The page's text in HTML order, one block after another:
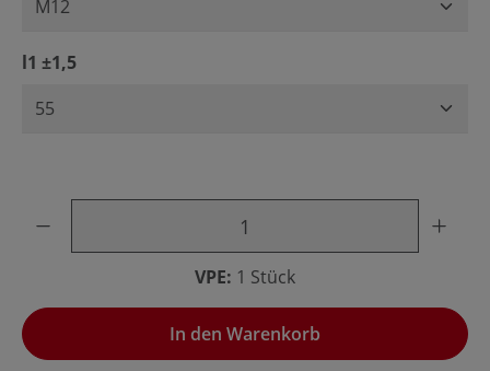
l1 ±1,5auswählen
VPE: 1 Stück
In den Warenkorb